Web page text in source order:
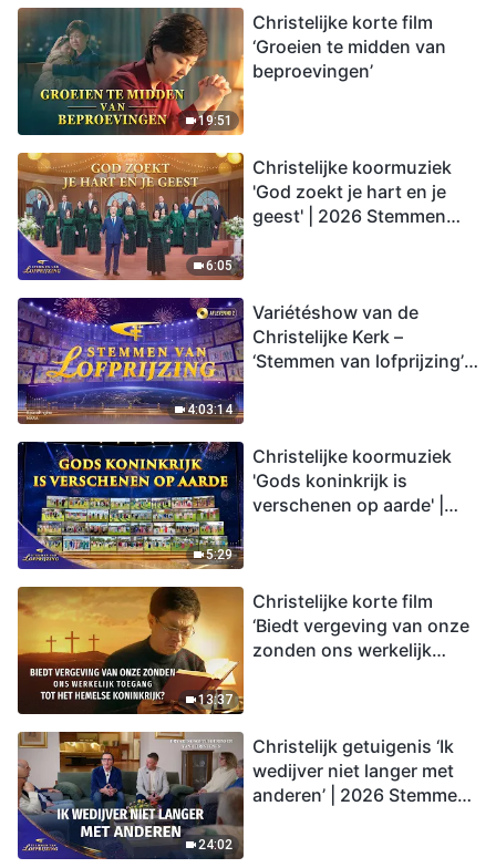
19:51
Christelijke korte film
‘Groeien te midden van
beproevingen’
6:05
Christelijke koormuziek
'God zoekt je hart en je
geest' | 2026 Stemmen
4:03:14
Variétéshow van de
Christelijke Kerk –
‘Stemmen van lofprijzing’,
5:29
Christelijke koormuziek
'Gods koninkrijk is
verschenen op aarde' |
13:37
Christelijke korte film
‘Biedt vergeving van onze
zonden ons werkelijk
24:02
Christelijk getuigenis ‘Ik
wedijver niet langer met
anderen’ | 2026 Stemmen